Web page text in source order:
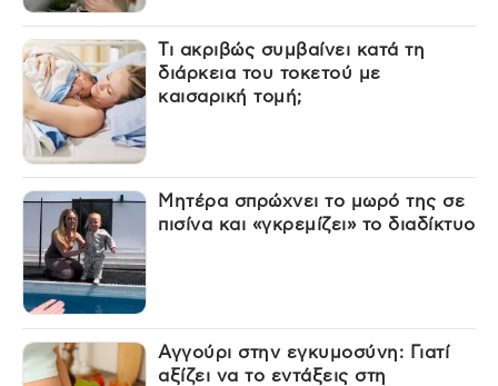
Τι ακριβώς συμβαίνει κατά τη
διάρκεια του τοκετού με
καισαρική τομή;
Μητέρα σπρώχνει το μωρό της σε
πισίνα και «γκρεμίζει» το διαδίκτυο
Αγγούρι στην εγκυμοσύνη: Γιατί
αξίζει να το εντάξεις στη